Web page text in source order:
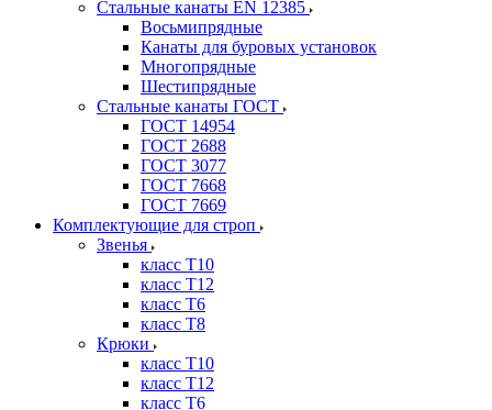
Стальные канаты EN 12385
Восьмипрядные
Канаты для буровых установок
Многопрядные
Шестипрядные
Стальные канаты ГОСТ
ГОСТ 14954
ГОСТ 2688
ГОСТ 3077
ГОСТ 7668
ГОСТ 7669
Комплектующие для строп
Звенья
класс Т10
класс Т12
класс Т6
класс Т8
Крюки
класс Т10
класс Т12
класс Т6